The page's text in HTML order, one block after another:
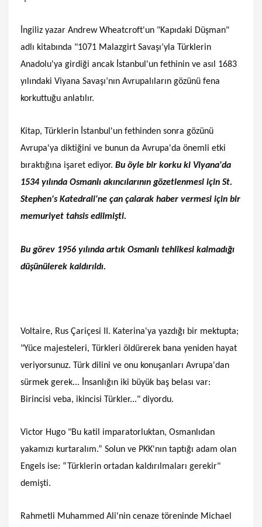
İngiliz yazar Andrew Wheatcroft'un "Kapıdaki Düşman"
adlı kitabında "1071 Malazgirt Savaşı’yla Türklerin
Anadolu'ya girdiği ancak İstanbul'un fethinin ve asıl 1683
yılındaki Viyana Savaşı’nın Avrupalıların gözünü fena
korkuttuğu anlatılır.
Kitap, Türklerin İstanbul'un fethinden sonra gözünü
Avrupa'ya diktiğini ve bunun da Avrupa'da önemli etki
bıraktığına işaret ediyor. Bu öyle bir korku ki Viyana'da
1534 yılında Osmanlı akıncılarının gözetlenmesi için St.
Stephen's Katedrali'ne çan çalarak haber vermesi için bir
memuriyet tahsis edilmişti.
Bu görev 1956 yılında artık Osmanlı tehlikesi kalmadığı
düşünülerek kaldırıldı.
Voltaire, Rus Çariçesi II. Katerina'ya yazdığı bir mektupta;
"Yüce majesteleri, Türkleri öldürerek bana yeniden hayat
veriyorsunuz. Türk dilini ve onu konuşanları Avrupa'dan
sürmek gerek... İnsanlığın iki büyük baş belası var:
Birincisi veba, ikincisi Türkler..." diyordu.
Victor Hugo "Bu katil imparatorluktan, Osmanlıdan
yakamızı kurtaralım.” Solun ve PKK'nın taptığı adam olan
Engels ise: “Türklerin ortadan kaldırılmaları gerekir"
demişti.
Rahmetli Muhammed Ali'nin cenaze töreninde Michael